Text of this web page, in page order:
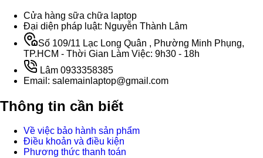
Cửa hàng sữa chữa laptop
Đại diện pháp luật: Nguyễn Thành Lâm
Số 109/11 Lạc Long Quân , Phường Minh Phụng,
TP.HCM - Thời Gian Làm Việc: 9h30 - 18h
Lâm 0933358385
Email: salemainlaptop@gmail.com
Thông tin cần biết
Về việc bảo hành sản phẩm
Điều khoản và điều kiện
Phương thức thanh toán